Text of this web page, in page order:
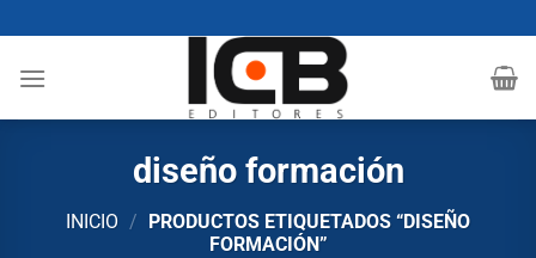
al
contenido
diseño formación
INICIO /
PRODUCTOS ETIQUETADOS “DISEÑO
FORMACIÓN”